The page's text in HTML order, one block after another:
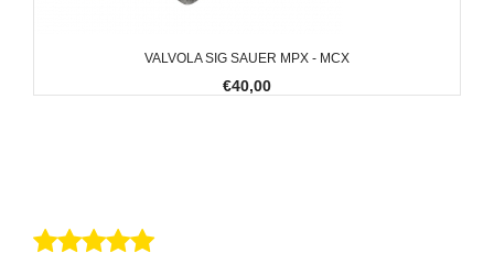
VALVOLA SIG SAUER MPX - MCX
€40,00